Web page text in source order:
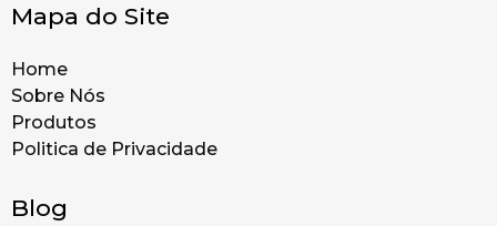
Mapa do Site
Home
Sobre Nós
Produtos
Politica de Privacidade
Blog